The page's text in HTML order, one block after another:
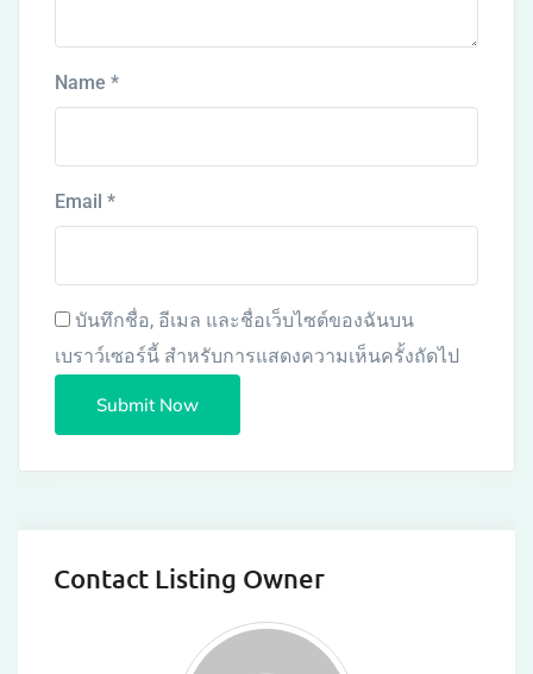
Name *
Email *
บันทึกชื่อ, อีเมล และชื่อเว็บไซต์ของฉันบน
เบราว์เซอร์นี้ สำหรับการแสดงความเห็นครั้งถัดไป
Contact Listing Owner